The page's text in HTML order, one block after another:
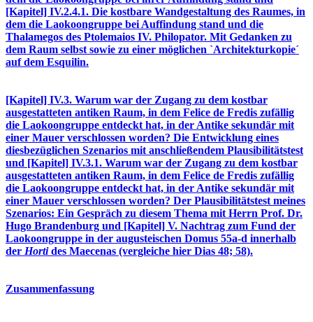
[Kapitel] IV.2.4.1. Die kostbare Wandgestaltung des Raumes, in
dem die Laokoongruppe bei Auffindung stand und die
Thalamegos des Ptolemaios IV. Philopator. Mit Gedanken zu
dem Raum selbst sowie zu einer möglichen `Architekturkopie´
auf dem Esquilin.
[Kapitel] IV.3. Warum war der Zugang zu dem kostbar
ausgestatteten antiken Raum, in dem Felice de Fredis zufällig
die Laokoongruppe entdeckt hat, in der Antike sekundär mit
einer Mauer verschlossen worden? Die Entwicklung eines
diesbezüglichen Szenarios mit anschließendem Plausibilitätstest
und [Kapitel] IV.3.1. Warum war der Zugang zu dem kostbar
ausgestatteten antiken Raum, in dem Felice de Fredis zufällig
die Laokoongruppe entdeckt hat, in der Antike sekundär mit
einer Mauer verschlossen worden? Der Plausibilitätstest meines
Szenarios: Ein Gespräch zu diesem Thema mit Herrn Prof. Dr.
Hugo Brandenburg und [Kapitel] V. Nachtrag zum Fund der
Laokoongruppe in der augusteischen Domus 55a-d innerhalb
der Hortides Maecenas (vergleiche hier Dias 48; 58).
Zusammenfassung